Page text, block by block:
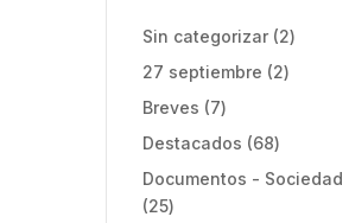
Sin categorizar 22
27 septiembre 22
Breves 77
productos
Destacados 6868
productos
Documentos - Sociedad
2525